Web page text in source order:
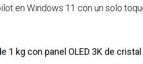
en Windows 11 con un solo
1 kg con panel OLED 3K de